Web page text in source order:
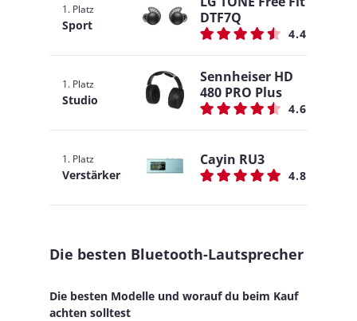
1. Platz
Sport
DTF7Q
4.4
1. Platz
Studio
Sennheiser HD
480 PRO Plus
4.6
1. Platz
Verstärker
Cayin RU3
4.8
Die besten Bluetooth-Lautsprecher
Die besten Modelle und worauf du beim Kauf
achten solltest